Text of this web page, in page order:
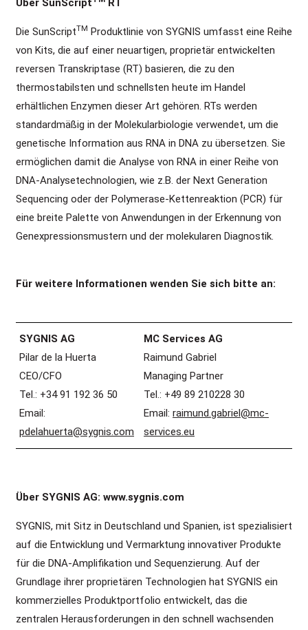
Über SunScript RT
Die SunScriptTM Produktlinie von SYGNIS umfasst eine Reihe
von Kits, die auf einer neuartigen, proprietär entwickelten
reversen Transkriptase (RT) basieren, die zu den
thermostabilsten und schnellsten heute im Handel
erhältlichen Enzymen dieser Art gehören. RTs werden
standardmäßig in der Molekularbiologie verwendet, um die
genetische Information aus RNA in DNA zu übersetzen. Sie
ermöglichen damit die Analyse von RNA in einer Reihe von
DNA-Analysetechnologien, wie z.B. der Next Generation
Sequencing oder der Polymerase-Kettenreaktion (PCR) für
eine breite Palette von Anwendungen in der Erkennung von
Genexpressionsmustern und der molekularen Diagnostik.
Für weitere Informationen wenden Sie sich bitte an:
SYGNIS AG
Pilar de la Huerta
CEO/CFO
Tel.: +34 91 192 36 50
Email:
pdelahuerta@sygnis.com
MC Services AG
Raimund Gabriel
Managing Partner
Tel.: +49 89 210228 30
Email: raimund.gabriel@mc-
services.eu
Über SYGNIS AG: www.sygnis.com
SYGNIS, mit Sitz in Deutschland und Spanien, ist spezialisiert
auf die Entwicklung und Vermarktung innovativer Produkte
für die DNA-Amplifikation und Sequenzierung. Auf der
Grundlage ihrer proprietären Technologien hat SYGNIS ein
kommerzielles Produktportfolio entwickelt, das die
zentralen Herausforderungen in den schnell wachsenden